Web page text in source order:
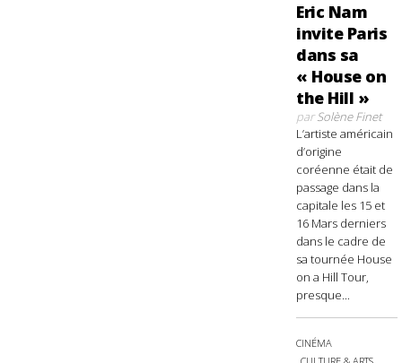
Eric Nam
invite Paris
dans sa
« House on
the Hill »
parSolène Finet
L’artiste américain
d’origine
coréenne était de
passage dans la
capitale les 15 et
16 Mars derniers
dans le cadre de
sa tournée House
on a Hill Tour,
presque...
CINÉMA